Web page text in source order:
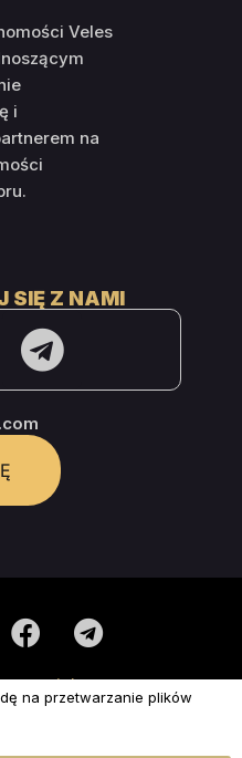
Veles
i
na
SIĘ Z NAMI
publiczna.
- Wszelkie prawa
na przetwarzanie plików